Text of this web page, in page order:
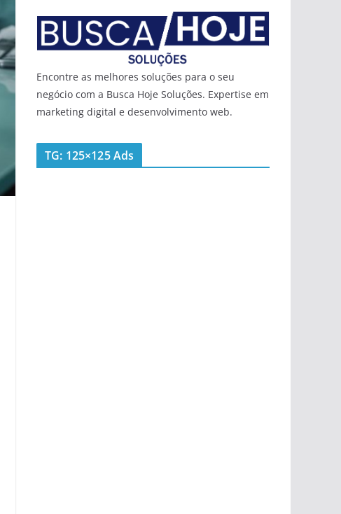
Encontre as melhores soluções para o seu
negócio com a Busca Hoje Soluções. Expertise em
marketing digital e desenvolvimento web.
TG: 125×125 Ads